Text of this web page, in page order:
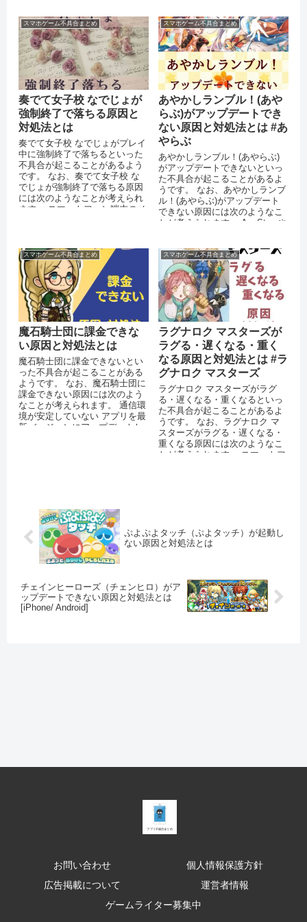
スマホゲーム不具合まとめ
奏でて女子校 なでじょが
強制終了で落ちる原因と
対処法とは
奏でて女子校 なでじょがプレイ
中に強制終了で落ちるといった
不具合が起こることがあるよう
です。 なお、奏でて女子校 な
でじょが強制終了で落ちる原因
には次のようなことが考えられ
ます。 スマートフォン端末のメ
スマホゲーム不具合まとめ
あやかしランブル！(あや
らぶ)がアップデートでき
ない原因と対処法とは #あ
やらぶ
あやかしランブル！(あやらぶ)
がアップデートできないといっ
た不具合が起こることがあるよ
うです。 なお、あやかしランブ
ル！(あやらぶ)がアップデート
できない原因には次のようなこ
とが考えられます。 AppStoreや
スマホゲーム不具合まとめ
魔石騎士団に課金できな
い原因と対処法とは
魔石騎士団に課金できないとい
った不具合が起こることがある
ようです。 なお、魔石騎士団に
課金できない原因には次のよう
なことが考えられます。 通信環
境が安定していない アプリを最
新バージョンにアップデートし
スマホゲーム不具合まとめ
ラグナロク マスターズが
ラグる・遅くなる・重く
なる原因と対処法とは #ラ
グナロク マスターズ
ラグナロク マスターズがラグ
る・遅くなる・重くなるといっ
た不具合が起こることがあるよ
うです。 なお、ラグナロク マ
スターズがラグる・遅くなる・
重くなる原因には次のようなこ
とが考えられます。 スマートフ
ぷよぷよタッチ（ぷよタッチ）が起動し
ない原因と対処法とは
チェインヒーローズ（チェンヒロ）がア
ップデートできない原因と対処法とは
[iPhone/ Android]
お問い合わせ
個人情報保護方針
広告掲載について
運営者情報
ゲームライター募集中